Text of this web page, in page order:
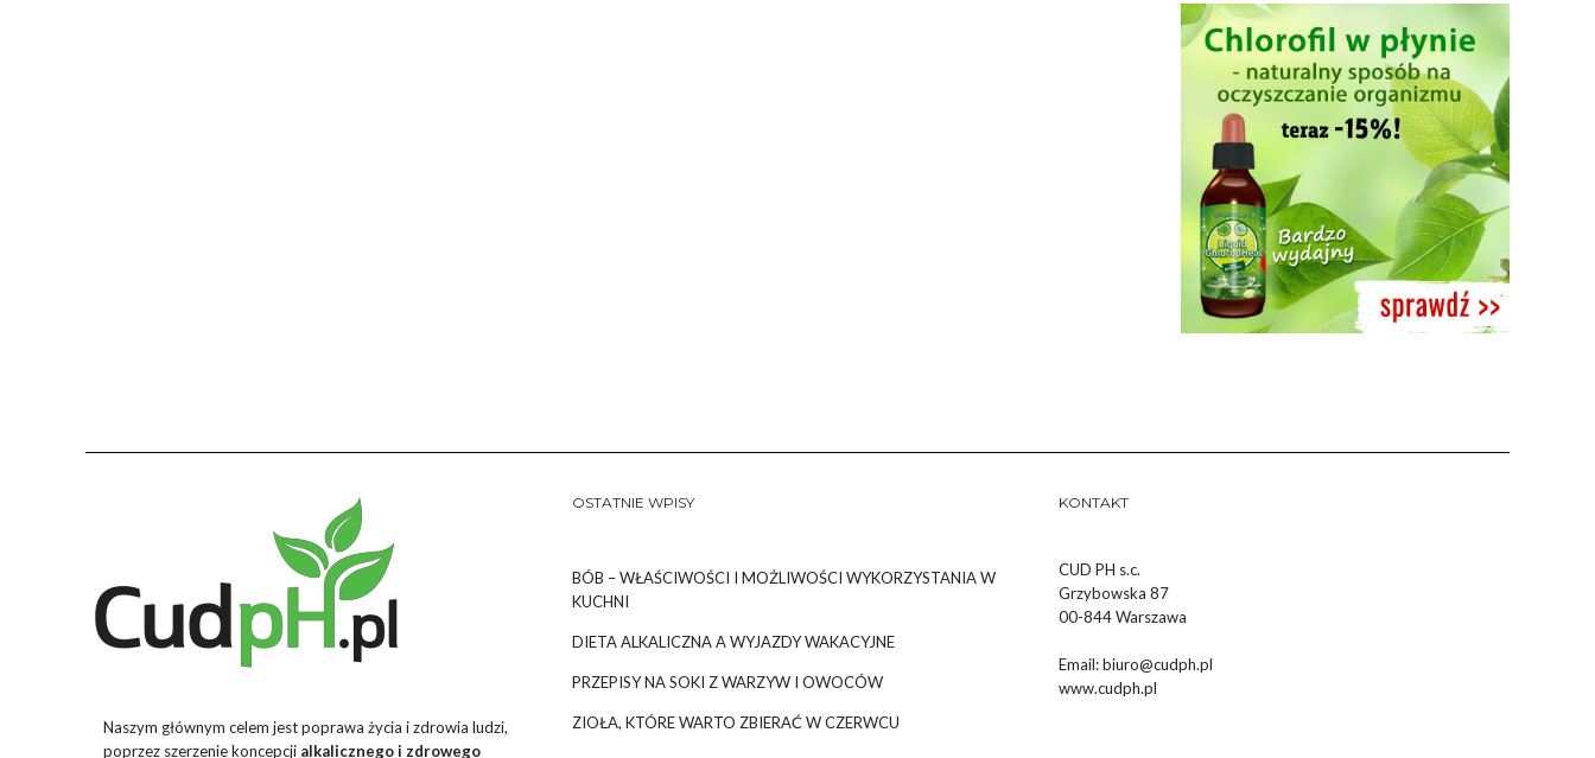
Naszym głównym celem jest poprawa życia i zdrowia ludzi,
poprzez szerzenie koncepcji alkalicznego i zdrowego
OSTATNIE WPISY
BÓB – WŁAŚCIWOŚCI I MOŻLIWOŚCI WYKORZYSTANIA W
KUCHNI
DIETA ALKALICZNA A WYJAZDY WAKACYJNE
PRZEPISY NA SOKI Z WARZYW I OWOCÓW
ZIOŁA, KTÓRE WARTO ZBIERAĆ W CZERWCU
KONTAKT
CUD PH s.c.
Grzybowska 87
00-844 Warszawa
Email:biuro@cudph.pl
www.cudph.pl